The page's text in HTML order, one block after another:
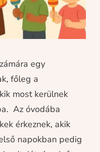
egy
főleg a
most kerülnek
Az óvodába
érkeznek, akik
napokban pedig